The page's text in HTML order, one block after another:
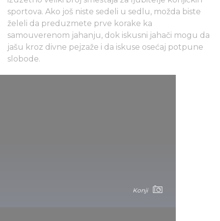
sportova. Ako još niste sedeli u sedlu, možda biste
želeli da preduzmete prve korake ka
samouverenom jahanju, dok iskusni jahači mogu da
jašu kroz divne pejzaže i da iskuse osećaj potpune
slobode.
Konji